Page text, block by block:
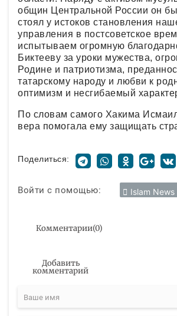
общин Центральной России он
стоял у истоков становления
управления в постсоветское
испытываем огромную
Биктееву за уроки мужества,
Родине и патриотизма,
татарскому народу и любви к
оптимизм и несгибаемый
По словам самого Хакима
вера помогала ему защищать
Поделиться:
Войти с помощью: Islam News
Комментарии(0)
Добавить
комментарий